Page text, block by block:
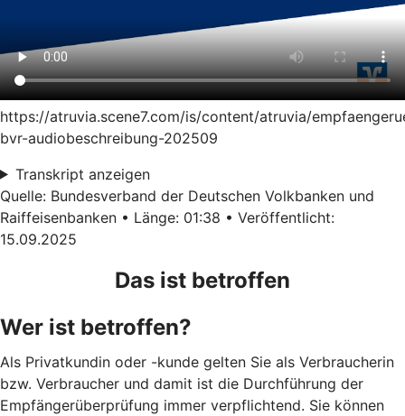
https://atruvia.scene7.com/is/content/atruvia/
bvr-audiobeschreibung-202509
Transkript anzeigen
Quelle: Bundesverband der Deutschen Volkbanken und
Raiffeisenbanken • Länge: 01:38 • Veröffentlicht:
15.09.2025
Das ist betroffen
Wer ist betroffen?
Als Privatkundin oder -kunde gelten Sie als Verbraucherin
bzw. Verbraucher und damit ist die Durchführung der
Empfängerüberprüfung immer verpflichtend. Sie können